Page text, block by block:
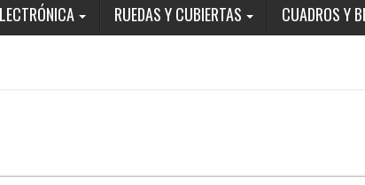
RUEDAS Y CUBIERTAS CUADROS Y